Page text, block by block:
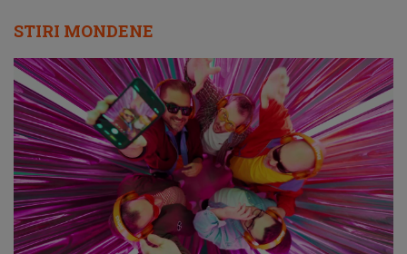
STIRI MONDENE